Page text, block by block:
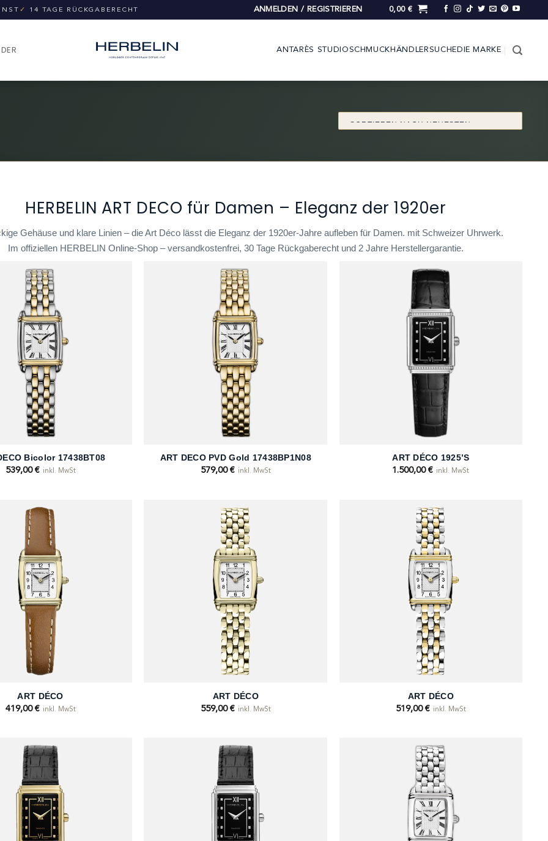
✓ 14 TAGE RÜCKGABERECHT ANMELDEN / REGISTRIEREN 0,00 €
ANTARÈS STUDIOSCHMUCK HÄNDLERSUCHE DIE MARKE
HERBELIN ART DECO für Damen – Eleganz der 1920er
Gehäuse und klare Linien – die Art Déco lässt die Eleganz der 1920er-Jahre aufleben für Damen. mit Schweizer Uhrwerk.
Im offiziellen HERBELIN Online-Shop – versandkostenfrei, 30 Tage Rückgaberecht und 2 Jahre Herstellergarantie.
Bicolor 17438BT08
539,00 € inkl. MwSt
ART DECO PVD Gold 17438BP1N08
579,00 € inkl. MwSt
ART DÉCO 1925’S
1.500,00€ inkl. MwSt
ART DÉCO
419,00 € inkl. MwSt
ART DÉCO
559,00 € inkl. MwSt
ART DÉCO
519,00 € inkl. MwSt